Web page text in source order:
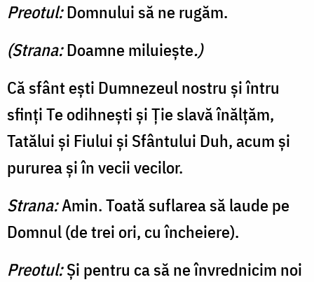
Preotul:Domnului să ne rugăm.
(Strana:Doamne miluieşte.)
Că sfânt eşti Dumnezeul nostru şi întru
sfinţi Te odihneşti şi Ţie slavă înălţăm,
Tatălui şi Fiului şi Sfântului Duh, acum şi
pururea şi în vecii vecilor.
Strana:Amin. Toată suflarea să laude pe
Domnul (de trei ori, cu încheiere).
Preotul:Şi pentru ca să ne învrednicim noi